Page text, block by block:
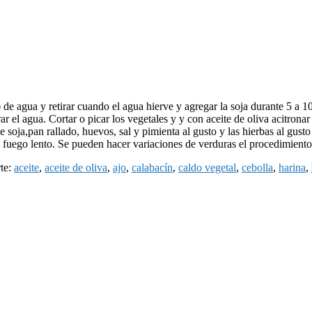
agua y retirar cuando el agua hierve y agregar la soja durante 5
agua. Cortar o picar los vegetales y y con aceite de oliva
rallado, huevos, sal y pimienta al gusto y las hierbas al
lento. Se pueden hacer variaciones de verduras el
aceite, aceite de oliva, ajo, calabacín, caldo vegetal, cebolla, harina,